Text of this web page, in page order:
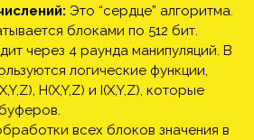
Это “сердце” алгоритма.
блоками по 512 бит.
через 4 раунда манипуляций. В
логические функции,
H(X,Y,Z) и I(X,Y,Z), которые
всех блоков значения в